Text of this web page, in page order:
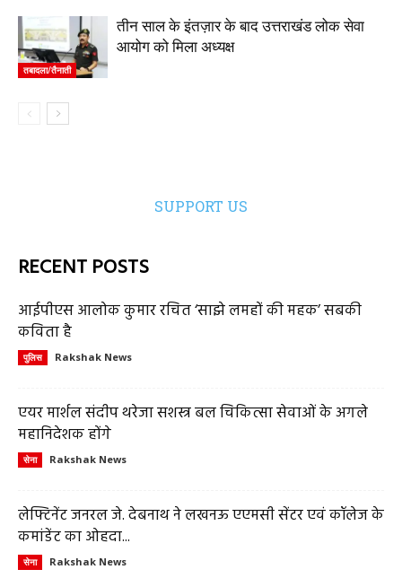
तबादला/तैनाती
तीन साल के इंतज़ार के बाद उत्तराखंड लोक सेवा
आयोग को मिला अध्यक्ष
SUPPORT US
RECENT POSTS
आईपीएस आलोक कुमार रचित ‘साझे लमहों की महक’ सबकी
कविता है
पुलिस Rakshak News
एयर मार्शल संदीप थरेजा सशस्त्र बल चिकित्सा सेवाओं के अगले
महानिदेशक होंगे
सेना Rakshak News
लेफ्टिनेंट जनरल जे. देबनाथ ने लखनऊ एएमसी सेंटर एवं कॉलेज के
कमांडेंट का ओहदा...
सेना Rakshak News